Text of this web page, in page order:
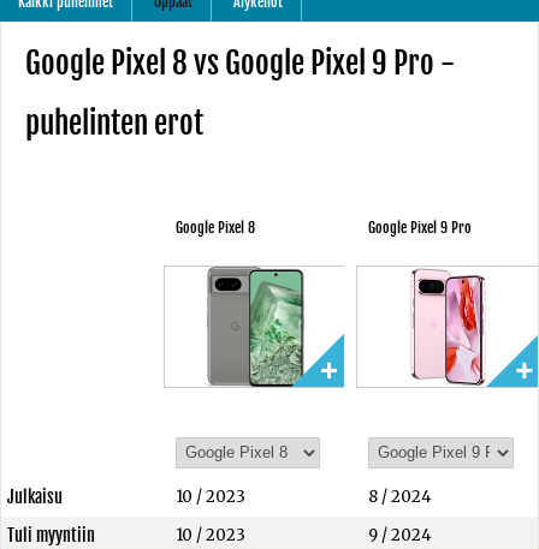
Google Pixel 8 vs Google Pixel 9 Pro -
puhelinten erot
Google Pixel 8 Google Pixel 9 Pro
Julkaisu 10 / 2023
8 / 2024
Tuli myyntiin
10 / 2023
9 / 2024